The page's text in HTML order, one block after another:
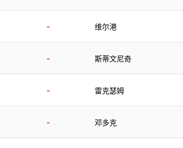
- 维尔港
- 斯蒂文尼奇
- 雷克瑟姆
- 邓多克